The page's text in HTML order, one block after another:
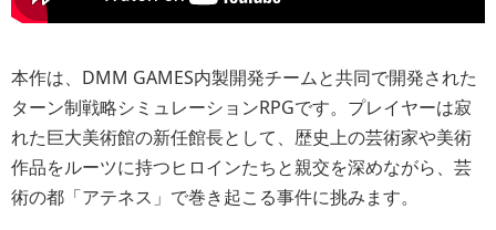
本作は、DMM GAMES内製開発チームと共同で開発された
ターン制戦略シミュレーションRPGです。プレイヤーは寂
れた巨大美術館の新任館長として、歴史上の芸術家や美術
作品をルーツに持つヒロインたちと親交を深めながら、芸
術の都「アテネス」で巻き起こる事件に挑みます。